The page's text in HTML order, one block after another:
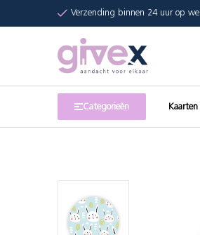
Verzending binnen 24 uur op
Categorieën